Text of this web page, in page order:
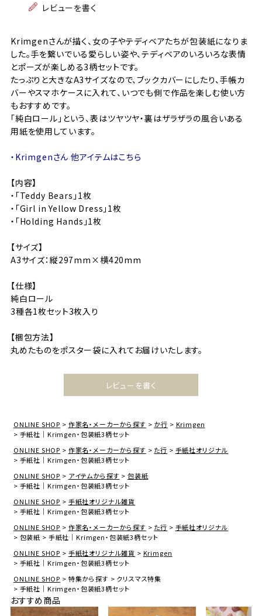
レビューを書く
Krimgenさんが描く、女の子やテディベアたちが包装紙になりま
した。手を繋いでいる愛らしい姿や、テディベアのいろいろな表情
とポーズが楽しめる3柄セットです。
たっぷりと大きなA3サイズなので、ブックカバーにしたり、手帳カ
バーやスマホケースに入れて、いつでも側で作品を楽しむ使い方
もおすすめです。
「純白ロール」という、表はツヤツヤ・裏はザラザラの風合いある
用紙を使用しています。
・Krimgenさん 他アイテムはこちら
【内容】
・「Teddy Bears」1枚
・「Girl in Yellow Dress」1枚
・「Holding Hands」1枚
【サイズ】
A3サイズ：縦297mm×横420mm
【仕様】
純白ロール
3種各1枚セット3枚入り
【梱包方法】
丸めたものをポスター袋に入れてお届けいたします。
レビューを書く
ONLINE SHOP 作家名・メーカーから探す か行
Krimgen
手紙社｜Krimgen・包装紙3柄セット
ONLINE SHOP
作家名・メーカーから探す た行
手紙社オリジナル
手紙社｜Krimgen・包装紙3柄セット
ONLINE SHOP
アイテムから探す
包装紙
手紙社｜Krimgen・包装紙3柄セット
ONLINE SHOP
手紙社オリジナル雑貨
手紙社｜Krimgen・包装紙3柄セット
ONLINE SHOP
作家名・メーカーから探す た行
手紙社オリジナル
包装紙
手紙社｜Krimgen・包装紙3柄セット
ONLINE SHOP
手紙社オリジナル雑貨
Krimgen
手紙社｜Krimgen・包装紙3柄セット
ONLINE SHOP
特集から探す
クリスマス特集
手紙社｜Krimgen・包装紙3柄セット
おすすめ商品